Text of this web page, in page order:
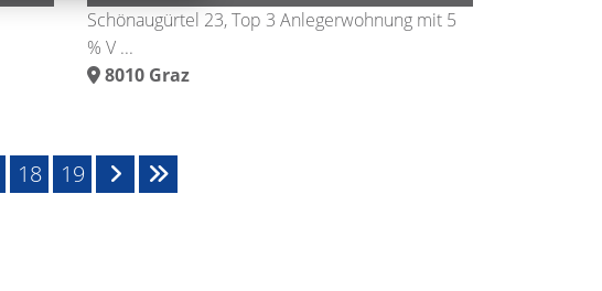
Schönaugürtel 23, Top 3 Anlegerwohnung mit 5
% V ...
8010 Graz
18 19